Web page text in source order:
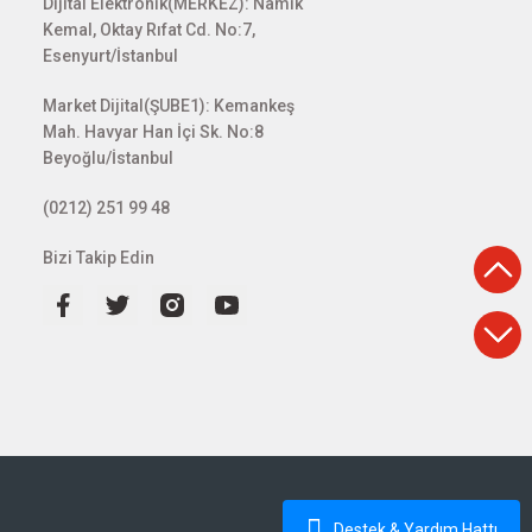
Kemal, Oktay Rıfat Cd. No:7,
Esenyurt/İstanbul
Market Dijital(ŞUBE1): Kemankeş
Mah. Havyar Han İçi Sk. No:8
Beyoğlu/İstanbul
(0212) 251 99 48
Bizi Takip Edin